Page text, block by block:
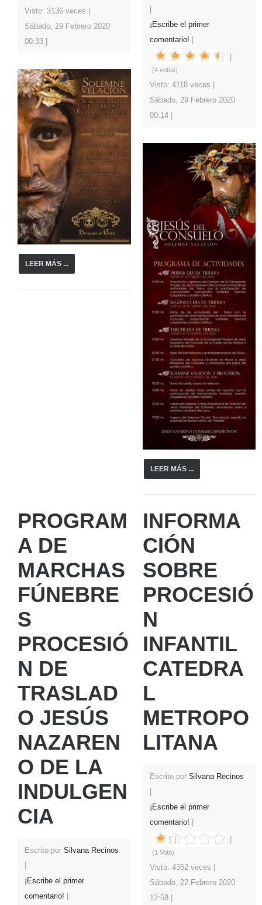
Visto: 3136 veces
Sábado, 29 Febrero 2020
00:33
LEER MÁS ...
¡Escribe el primer
comentario!
(4 votos)
Visto: 4118 veces
Sábado, 29 Febrero 2020
00:14
LEER MÁS ...
PROGRAM
A DE
MARCHAS
FÚNEBRE
S
PROCESIÓ
N DE
TRASLAD
O JESÚS
NAZAREN
O DE LA
INDULGEN
CIA
Escrito por Silvana Recinos
¡Escribe el primer
comentario!
INFORMA
CIÓN
SOBRE
PROCESIÓ
N
INFANTIL
CATEDRA
L
METROPO
LITANA
Escrito por Silvana Recinos
¡Escribe el primer
comentario!
(1 Voto)
Visto: 4352 veces
Sábado, 22 Febrero 2020
12:58